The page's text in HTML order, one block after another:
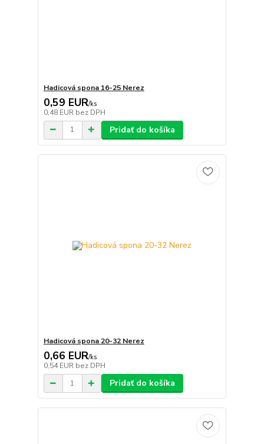
Hadicová spona 16-25 Nerez
0,59 EUR/ks
0,48 EUR bez DPH
Pridať do košíka
Hadicová spona 20-32 Nerez
0,66 EUR/ks
0,54 EUR bez DPH
Pridať do košíka